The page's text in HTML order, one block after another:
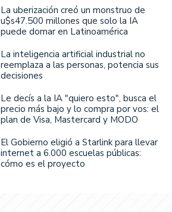
La uberización creó un monstruo de
u$s47.500 millones que solo la IA
puede domar en Latinoamérica
La inteligencia artificial industrial no
reemplaza a las personas, potencia sus
decisiones
Le decís a la IA "quiero esto", busca el
precio más bajo y lo compra por vos: el
plan de Visa, Mastercard y MODO
El Gobierno eligió a Starlink para llevar
internet a 6.000 escuelas públicas:
cómo es el proyecto